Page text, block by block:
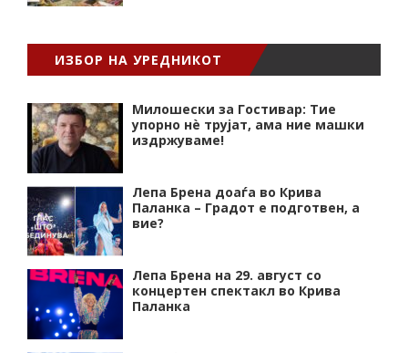
ИЗБОР НА УРЕДНИКОТ
Милошески за Гостивар: Тие
упорно нѐ трујат, ама ние машки
издржуваме!
Лепа Брена доаѓа во Крива
Паланка – Градот е подготвен, а
вие?
Лепа Брена на 29. август со
концертен спектакл во Крива
Паланка